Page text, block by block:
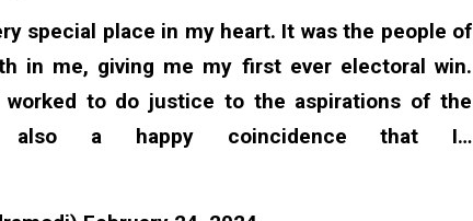
special place in my heart. It was the people of
in me, giving me my first ever electoral win.
worked to do justice to the aspirations of the
also a happy coincidence that I…